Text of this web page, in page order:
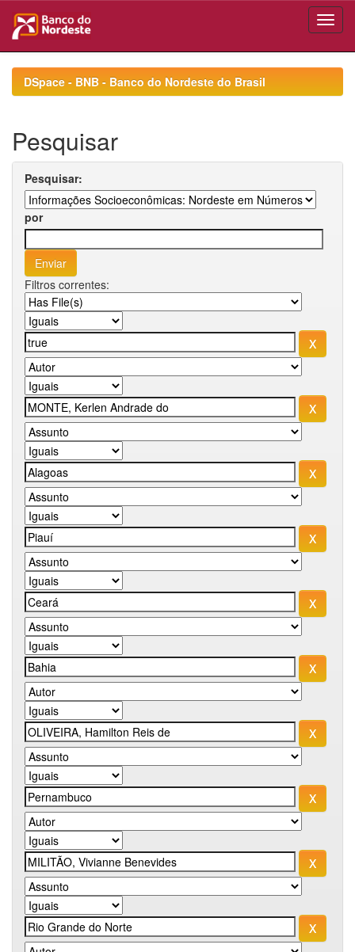
navigationDSpace - BNB - Banco do Nordeste do Brasil
Pesquisar
Pesquisar:
por
Filtros correntes: